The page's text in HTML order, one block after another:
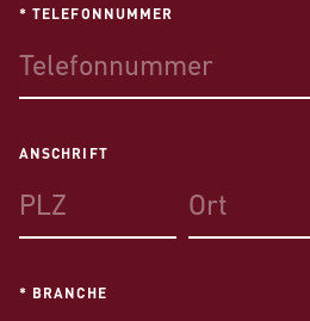
* TELEFONNUMMER
ANSCHRIFT
* BRANCHE